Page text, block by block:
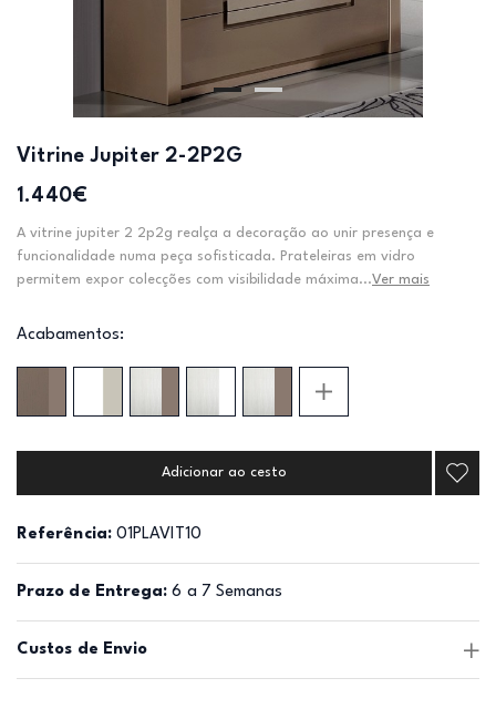
Vitrine Jupiter 2-2P2G
1.440€
A vitrine jupiter 2 2p2g realça a decoração ao unir presença e
funcionalidade numa peça sofisticada. Prateleiras em vidro
permitem expor colecções com visibilidade máxima...Ver mais
Acabamentos:
Adicionar ao cesto
Referência: 01PLAVIT10
Prazo de Entrega: 6 a 7 Semanas
Custos de Envio